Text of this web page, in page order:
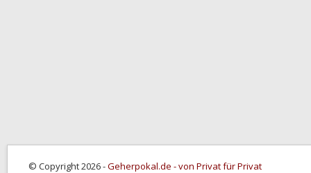
© Copyright 2026 -Geherpokal.de - von Privat für Privat